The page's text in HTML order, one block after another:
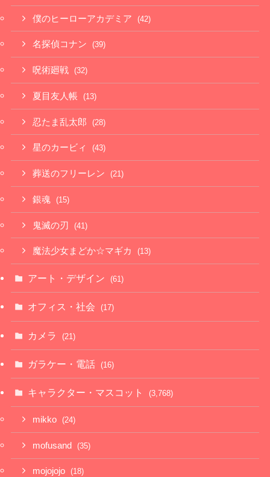
僕のヒーローアカデミア (42)
名探偵コナン (39)
呪術廻戦 (32)
夏目友人帳 (13)
忍たま乱太郎 (28)
星のカービィ (43)
葬送のフリーレン (21)
銀魂 (15)
鬼滅の刃 (41)
魔法少女まどか☆マギカ (13)
アート・デザイン (61)
オフィス・社会 (17)
カメラ (21)
ガラケー・電話 (16)
キャラクター・マスコット (3,768)
mikko (24)
mofusand (35)
mojojojo (18)